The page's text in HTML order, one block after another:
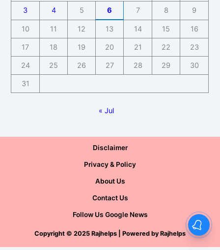
3 4 5 6 7 8 9
10 11 12 13 14 15 16
17 18 19 20 21 22 23
24 25 26 27 28 29 30
31
« Jul
Disclaimer
Privacy & Policy
About Us
Contact Us
Follow Us Google News
Copyright © 2025 Rajhelps | Powered by Rajhelps